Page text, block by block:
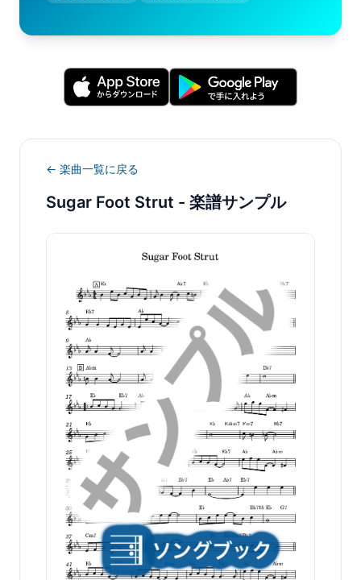
← 楽曲一覧に戻る
Sugar Foot Strut - 楽譜サンプル